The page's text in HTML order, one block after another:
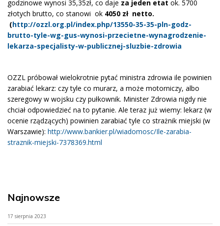
godzinowe wynosi 35,35zł, co daje za jeden etat ok. 5700
złotych brutto, co stanowi ok 4050 zł netto.
(http://ozzl.org.pl/index.php/13550-35-35-pln-godz-
brutto-tyle-wg-gus-wynosi-przecietne-wynagrodzenie-
lekarza-specjalisty-w-publicznej-sluzbie-zdrowia
OZZL próbował wielokrotnie pytać ministra zdrowia ile powinien
zarabiać lekarz: czy tyle co murarz, a może motorniczy, albo
szeregowy w wojsku czy pułkownik. Minister Zdrowia nigdy nie
chciał odpowiedzieć na to pytanie. Ale teraz już wiemy: lekarz (w
ocenie rządzących) powinien zarabiać tyle co strażnik miejski (w
Warszawie): http://www.bankier.pl/wiadomosc/Ile-zarabia-
straznik-miejski-7378369.html
Najnowsze
17 sierpnia 2023